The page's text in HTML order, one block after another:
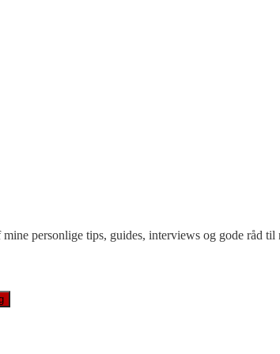
personlige tips, guides, interviews og gode råd